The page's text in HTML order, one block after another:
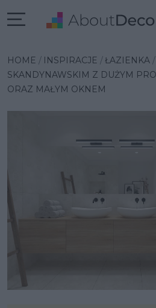
HOME INSPIRACJE ŁAZIENKA
SKANDYNAWSKIM Z DUŻYM
ORAZ MAŁYM OKNEM